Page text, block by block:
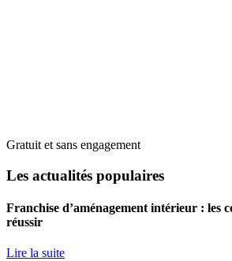
Gratuit et sans engagement
Les actualités populaires
Franchise d’aménagement intérieur : les
réussir
Lire la suite